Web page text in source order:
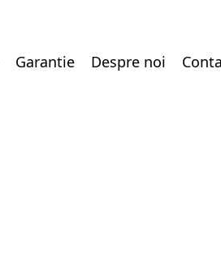
Garantie Despre noi